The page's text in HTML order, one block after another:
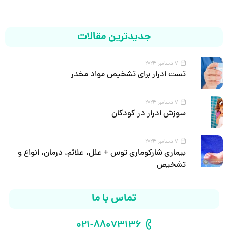
جدیدترین مقالات
7 دسامبر 2024
تست ادرار برای تشخیص مواد مخدر
7 دسامبر 2024
سوزش ادرار در کودکان
7 دسامبر 2024
بیماری شارکوماری توس + علل، علائم، درمان، انواع و
تشخیص
تماس با ما
شماره تلفن
021-88073136